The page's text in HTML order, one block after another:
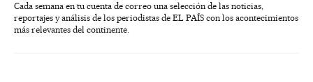
Cada semana en tu cuenta de correo una selección de las noticias,
reportajes y análisis de los periodistas de EL PAÍS con los acontecimientos
más relevantes del continente.